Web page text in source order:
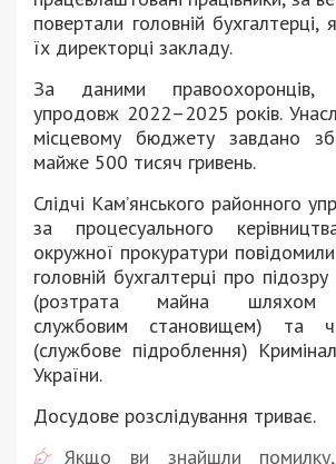
повертали головній бухгалтерці,
їх директорці закладу.
За даними правоохоронців,
упродовж 2022–2025 років.
місцевому бюджету завдано
майже 500 тисяч гривень.
Слідчі Кам’янського районного
за процесуального
окружної прокуратури
головній бухгалтерці про
(розтрата майна шляхом
службовим становищем)
(службове підроблення)
України.
Досудове розслідування триває.
Якщо ви знайшли